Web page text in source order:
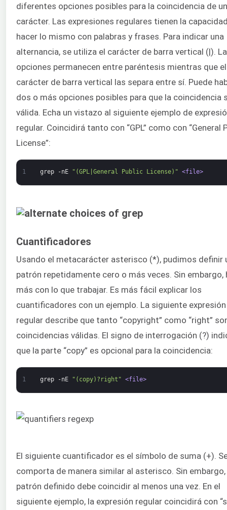
diferentes opciones posibles para la coincidencia de
carácter. Las expresiones regulares tienen la
hacer lo mismo con palabras y frases. Para indicar una
alternancia, se utiliza el carácter de barra vertical (|).
opciones permanecen entre paréntesis mientras que el
carácter de barra vertical las separa entre sí. Puede
dos o más opciones posibles para que la coincidencia
válida. Echa un vistazo al siguiente ejemplo de
regular. Coincidirá tanto con “GPL” como con “General
License”:
1 grep -nE "(GPL|General Public License)" <file>
Cuantificadores
Usando el metacarácter asterisco (*), pudimos definir
patrón repetidamente cero o más veces. Sin embargo,
más con lo que trabajar. Es más fácil explicar los
cuantificadores con un ejemplo. La siguiente expresión
regular describe que tanto “copyright” como “right”
coincidencias válidas. El signo de interrogación (?)
que la parte “copy” es opcional para la coincidencia:
1 grep -nE "(copy)?right" <file>
El siguiente cuantificador es el símbolo de suma (+).
comporta de manera similar al asterisco. Sin embargo,
patrón definido debe coincidir al menos una vez. En el
siguiente ejemplo, la expresión regular coincidirá con